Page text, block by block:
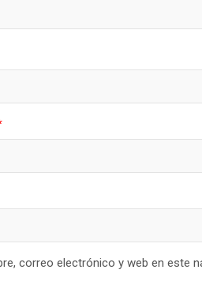
correo electrónico y web en este